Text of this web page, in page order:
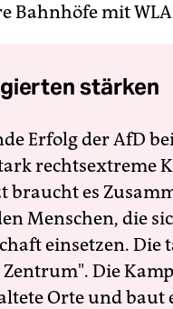
Bahnhöfe mit
stärken
Erfolg der AfD
rechtsextreme
braucht es
Menschen, die
einsetzen. Die
Die
Orte und